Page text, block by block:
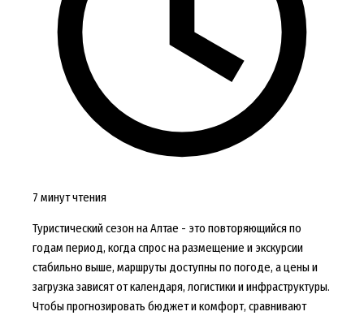
7 минут чтения
Туристический сезон на Алтае - это повторяющийся по
годам период, когда спрос на размещение и экскурсии
стабильно выше, маршруты доступны по погоде, а цены и
загрузка зависят от календаря, логистики и инфраструктуры.
Чтобы прогнозировать бюджет и комфорт, сравнивают